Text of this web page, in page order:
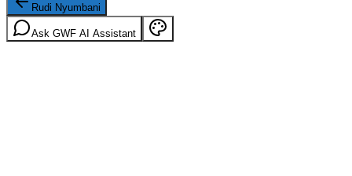
Rudi Nyumbani
Ask GWF AI Assistant